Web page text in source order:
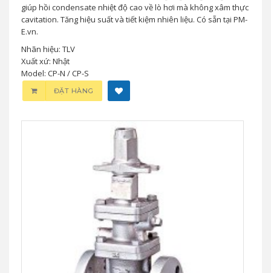
giúp hồi condensate nhiệt độ cao về lò hơi mà không xâm thực
cavitation. Tăng hiệu suất và tiết kiệm nhiên liệu. Có sẵn tại PM-
E.vn.
Nhãn hiệu: TLV
Xuất xứ: Nhật
Model: CP-N / CP-S
ĐẶT HÀNG